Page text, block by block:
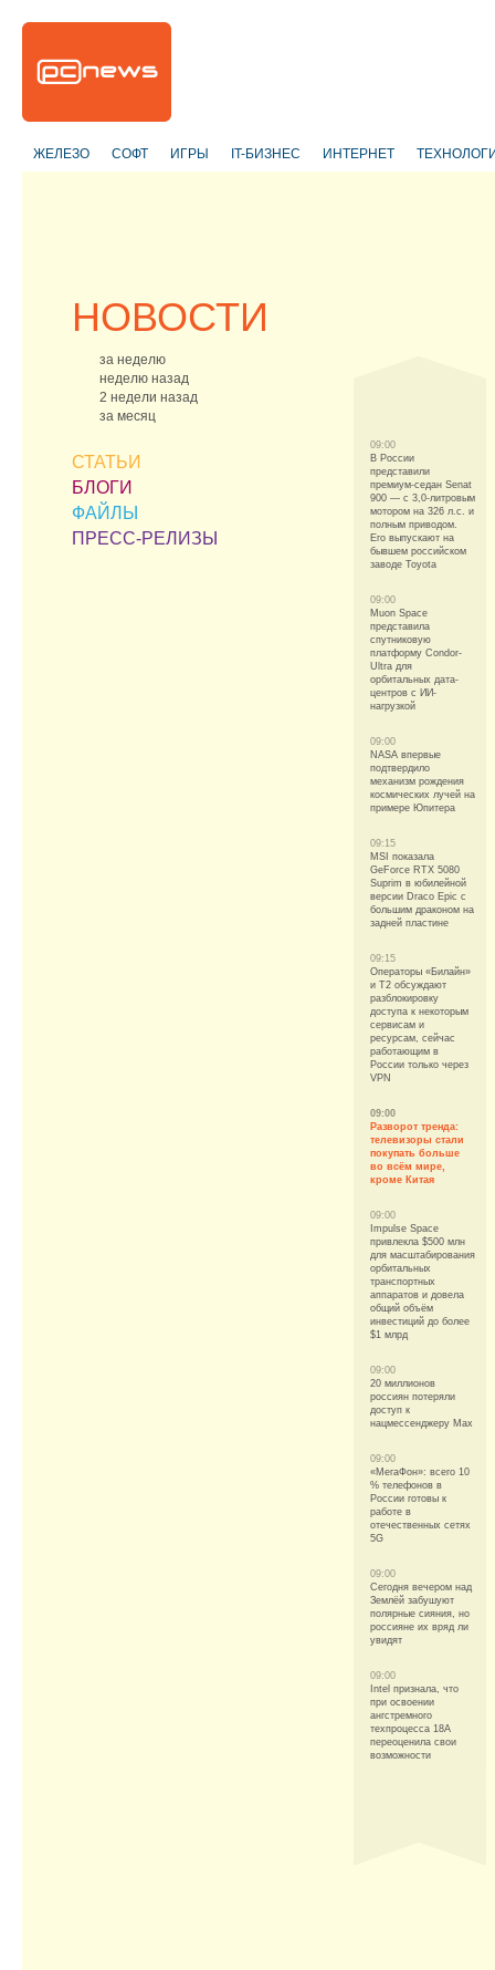
ЖЕЛЕЗО СОФТ ИГРЫ IT-БИЗНЕС ИНТЕРНЕТ
НОВОСТИ
за неделю
неделю назад
2 недели назад
за месяц
СТАТЬИ
БЛОГИ
ФАЙЛЫ
ПРЕСС-РЕЛИЗЫ
09:00
В России
представили
премиум-седан Senat
900 — с 3,0-литровым
мотором на 326 л.с. и
полным приводом.
Его выпускают на
бывшем российском
заводе Toyota
09:00
Muon Space
представила
спутниковую
платформу Condor-
Ultra для
орбитальных дата-
центров с ИИ-
нагрузкой
09:00
NASA впервые
подтвердило
механизм рождения
космических лучей на
примере Юпитера
09:15
MSI показала
GeForce RTX 5080
Suprim в юбилейной
версии Draco Epic с
большим драконом на
задней пластине
09:15
Операторы «Билайн»
и Т2 обсуждают
разблокировку
доступа к некоторым
сервисам и
ресурсам, сейчас
работающим в
России только через
VPN
09:00
Разворот тренда:
телевизоры стали
покупать больше
во всём мире,
кроме Китая
09:00
Impulse Space
привлекла $500 млн
для масштабирования
орбитальных
транспортных
аппаратов и довела
общий объём
инвестиций до более
$1 млрд
09:00
20 миллионов
россиян потеряли
доступ к
нацмессенджеру Max
09:00
«МегаФон»: всего 10
% телефонов в
России готовы к
работе в
отечественных сетях
5G
09:00
Сегодня вечером над
Землёй забушуют
полярные сияния, но
россияне их вряд ли
увидят
09:00
Intel признала, что
при освоении
ангстремного
техпроцесса 18A
переоценила свои
возможности